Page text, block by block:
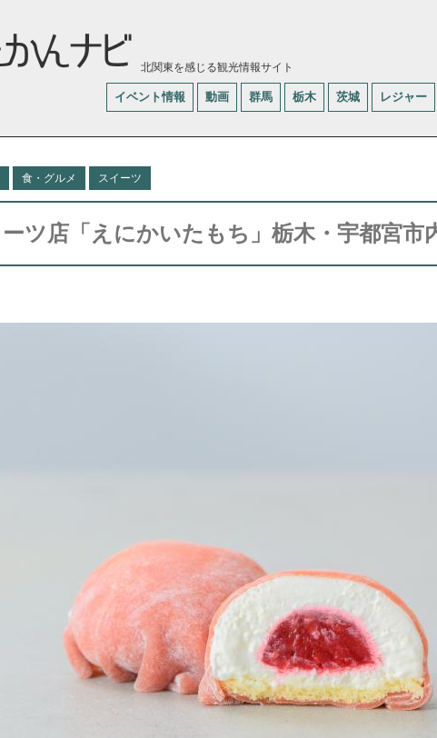
北関東を感じる観光情報サイト
イベント情報 動画 群馬 栃木 茨城 レジャー
食・グルメ スイーツ
ツ店「えにかいたもち」栃木・宇都宮市